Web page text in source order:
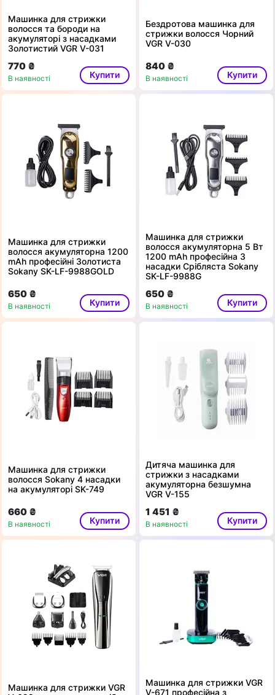
Машинка для стрижки
волосся та бороди на
акумуляторі з насадками
Золотистий VGR V-031
770 ₴
В наявності Купити
Бездротова машинка для
стрижки волосся Чорний
VGR V-030
840 ₴
В наявності Купити
Машинка для стрижки
волосся акумуляторна 1200
mAh професійні Золотиста
Sokany SK-LF-9988GOLD
650 ₴
В наявності Купити
Машинка для стрижки
волосся акумуляторна 5 Вт
1200 mAh професійна 3
насадки Срібляста Sokany
SK-LF-9988G
650 ₴
В наявності Купити
Машинка для стрижки
волосся Sokany 4 насадки
на акумуляторі SK-749
660 ₴
В наявності Купити
Дитяча машинка для
стрижки з насадками
акумуляторна безшумна
VGR V-155
1 451 ₴
В наявності Купити
Машинка для стрижки VGR
Машинка для стрижки VGR
V-671 професійна з